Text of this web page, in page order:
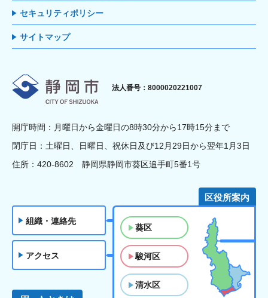
セキュリティポリシー
サイトマップ
静岡市
法人番号：8000020221007
開庁時間：月曜日から金曜日の8時30分から17時15分まで
閉庁日：土曜日、日曜日、祝休日及び12月29日から翌年1月3日
住所：420-8602 静岡県静岡市葵区追手町5番1号
組織・連絡先
アクセス
区役所案内
葵区
駿河区
清水区